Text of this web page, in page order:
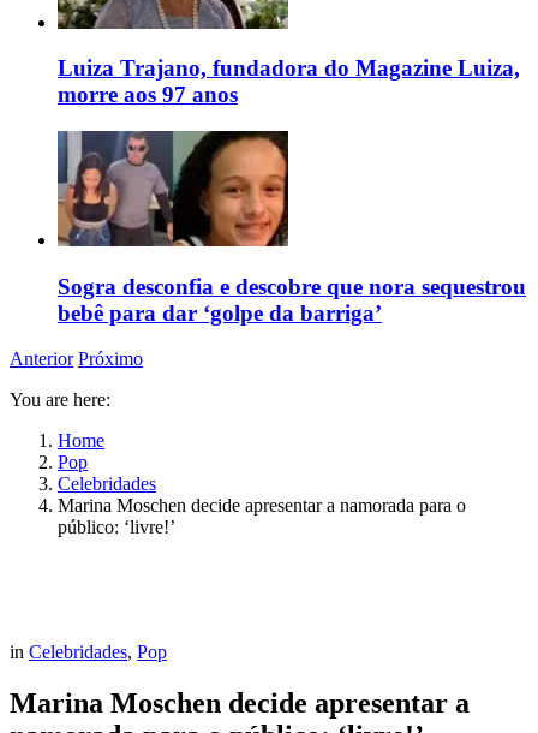
Luiza Trajano, fundadora do Magazine Luiza,
morre aos 97 anos
Sogra desconfia e descobre que nora sequestrou
bebê para dar ‘golpe da barriga’
Anterior Próximo
You are here:
Home
Pop
Celebridades
Marina Moschen decide apresentar a namorada para o
público: ‘livre!’
in Celebridades, Pop
Marina Moschen decide apresentar a